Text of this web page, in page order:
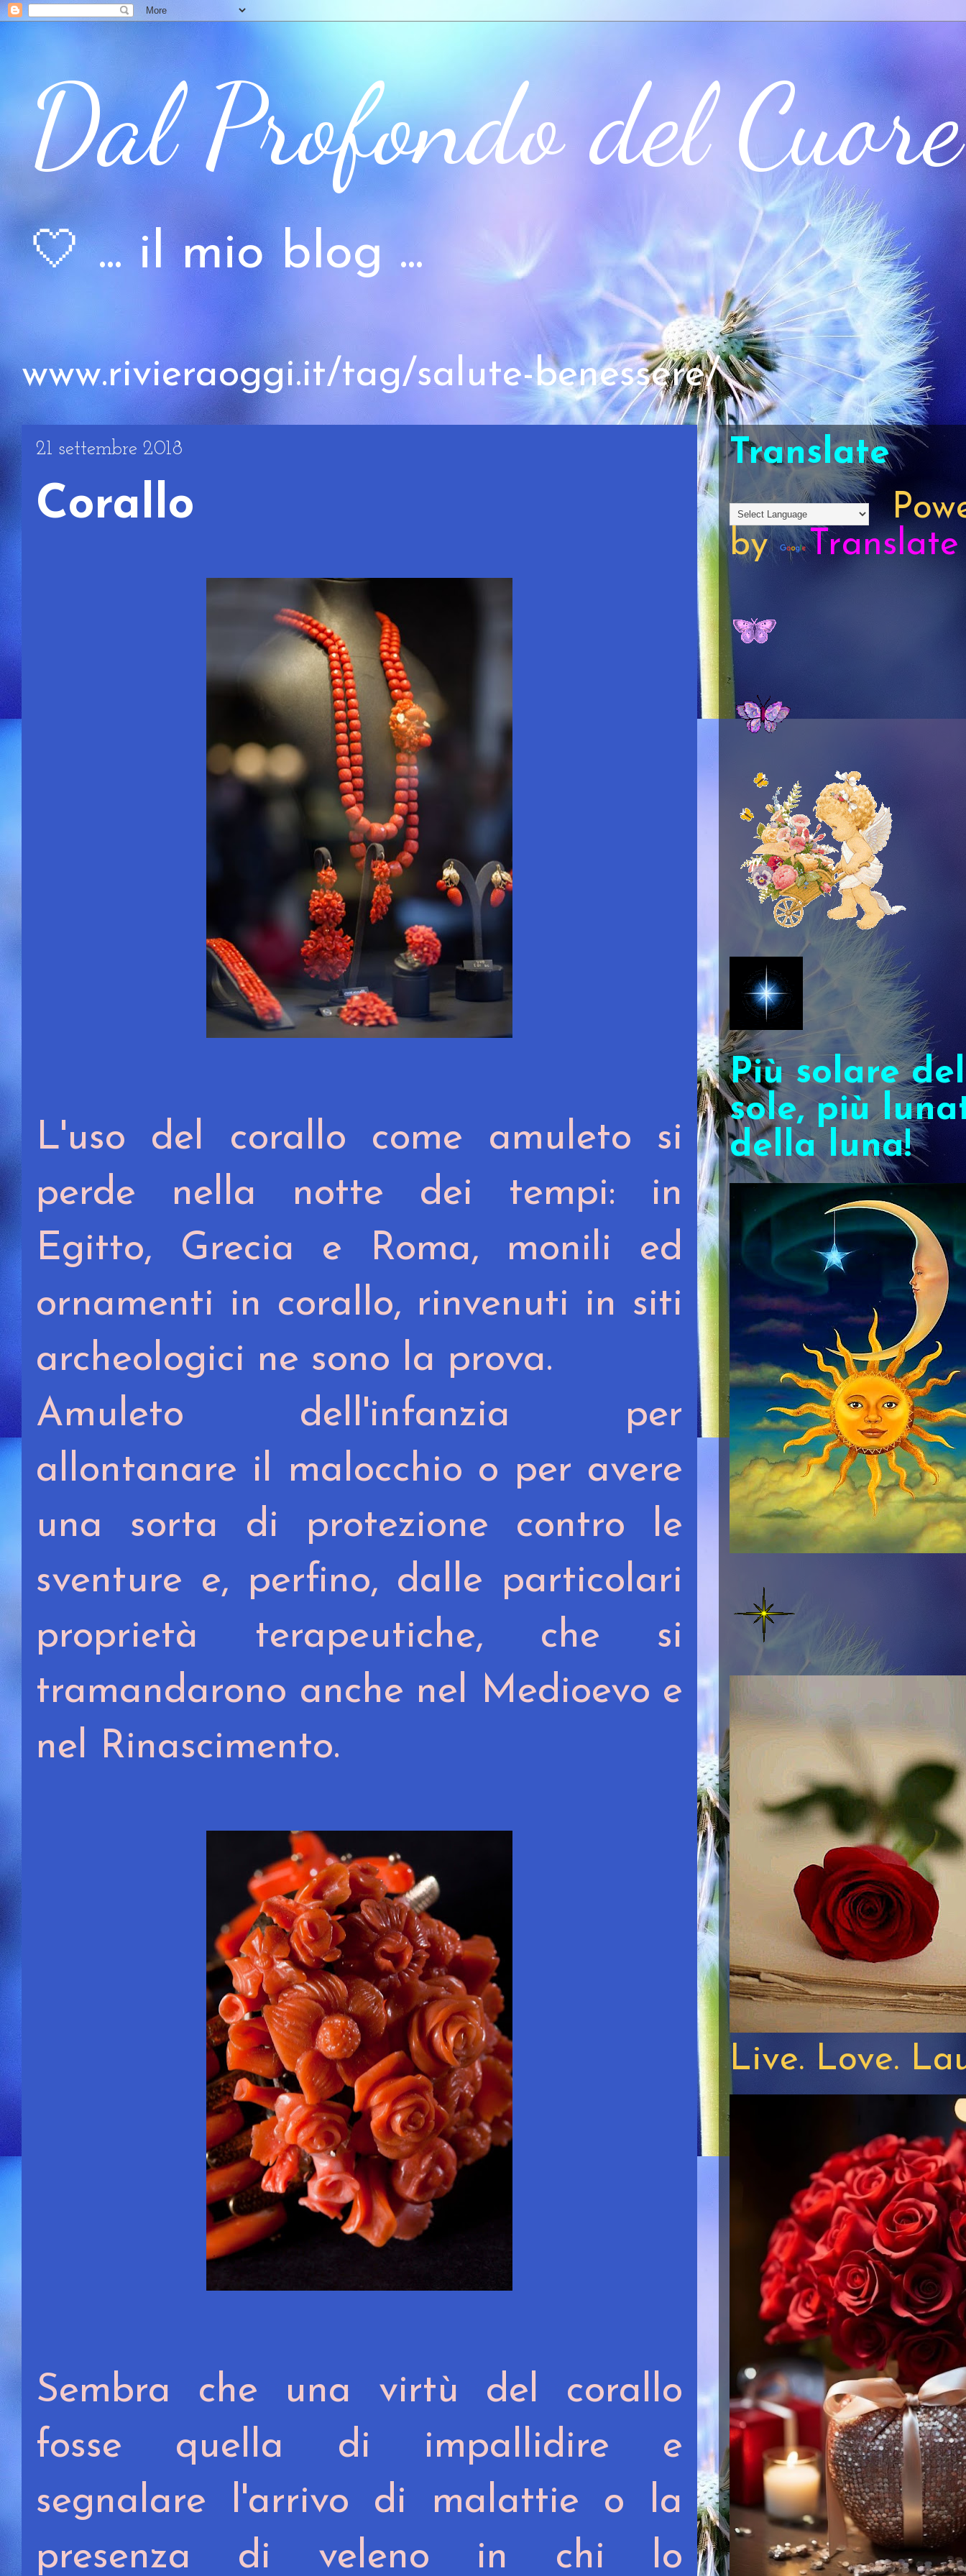
Dal Profondo del Cuore
🤍 ... il mio blog ...
www.rivieraoggi.it/tag/salute-benessere/
21 settembre 2018
Corallo
L'uso del corallo come amuleto si
perde nella notte dei tempi: in
Egitto, Grecia e Roma, monili ed
ornamenti in corallo, rinvenuti in siti
archeologici ne sono la prova.
Amuleto dell'infanzia per
allontanare il malocchio o per avere
una sorta di protezione contro le
sventure e, perfino, dalle particolari
proprietà terapeutiche, che si
tramandarono anche nel Medioevo e
nel Rinascimento.
Sembra che una virtù del corallo
fosse quella di impallidire e
segnalare l'arrivo di malattie o la
presenza di veleno in chi lo
Translate
by
Translate
Più solare del
sole, più
della luna!
Live. Love.